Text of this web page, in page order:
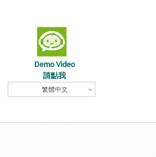
Demo Video
請點我
繁體中文